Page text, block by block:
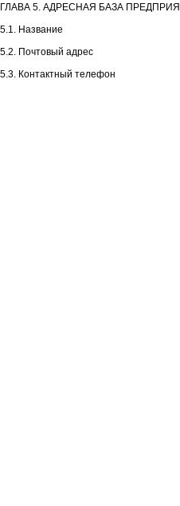
ГЛАВА 5. АДРЕСНАЯ БАЗА
5.1. Название
5.2. Почтовый адрес
5.3. Контактный телефон